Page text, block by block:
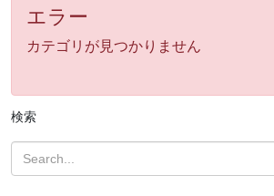
エラー
カテゴリが見つかりません
検索